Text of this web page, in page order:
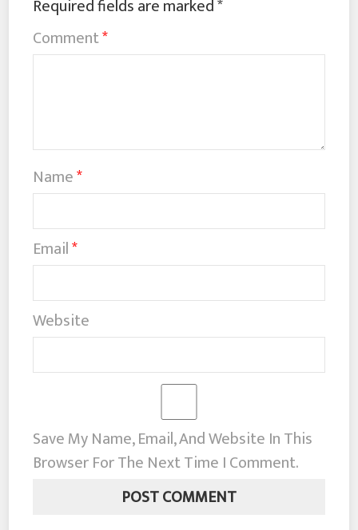
Required fields are marked*
Comment*
Name*
Email*
Website
Save My Name, Email, And Website In This
Browser For The Next Time I Comment.